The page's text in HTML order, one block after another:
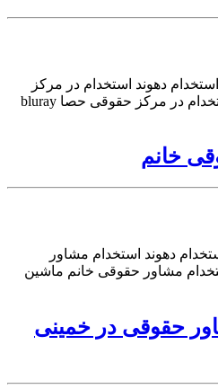
دهوند استخدام در مرکز
حقوقی حصا استخدام دهونداستخدام در مرکز حقوقی حصا bluray
خانم
دهوند استخدام مشاور
مشاور حقوقی خانم ماشین
حقوقی در خمینی